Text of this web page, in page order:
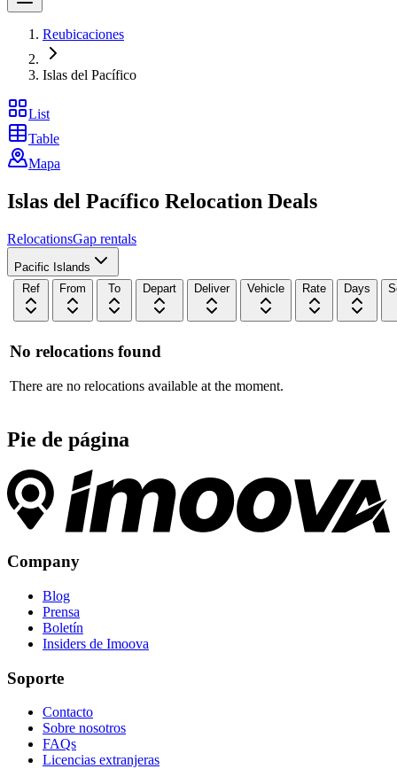
Reubicaciones
Islas del Pacífico
List
Table
Mapa
Islas del Pacífico Relocation Deals
RelocationsGap rentals
Pacific Islands
Ref
From To Depart Deliver Vehicle Rate Days
No relocations found
There are no relocations available at the moment.
Pie de página
Company
Blog
Prensa
Boletín
Insiders de Imoova
Soporte
Contacto
Sobre nosotros
FAQs
Licencias extranjeras